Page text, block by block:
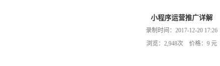
小程序运营推广详解
录制时间：2017-12-20 17:26
浏览：2,948次 价格：9 元